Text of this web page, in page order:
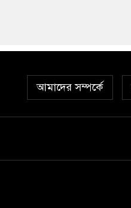
আমাদের সম্পর্কে